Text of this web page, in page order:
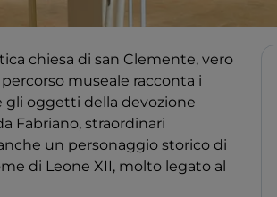
chiesa di san Clemente, vero
museale racconta i
gli oggetti della devozione
Fabriano, straordinari
un personaggio storico di
di Leone XII, molto legato al